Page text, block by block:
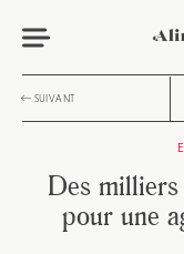
SUIVANT
Des
pour une